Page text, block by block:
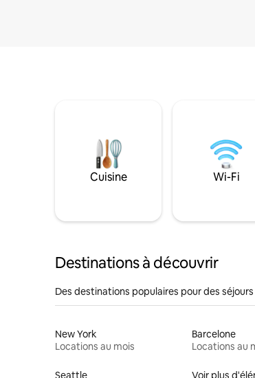
Cuisine Wi-Fi
Destinations à découvrir
Des destinations populaires pour des
New York
Locations au mois
Barcelone
Locations au
Seattle Voir plus